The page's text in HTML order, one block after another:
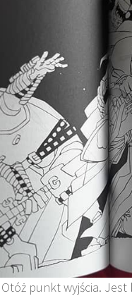
punkt wyjścia.